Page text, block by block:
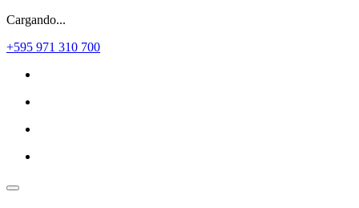
Cargando...
+595 971 310 700